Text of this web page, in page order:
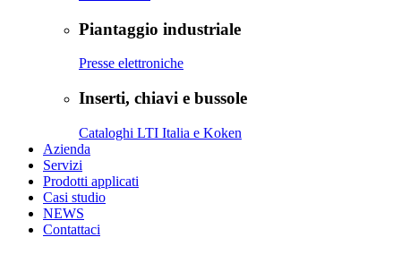
Piantaggio industriale
Presse elettroniche
Inserti, chiavi e bussole
Cataloghi LTI Italia e Koken
Azienda
Servizi
Prodotti applicati
Casi studio
NEWS
Contattaci